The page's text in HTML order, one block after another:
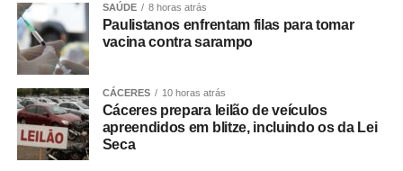
Na coletiva, Pedro Taques afirmou que o Estado possuía
decisões judiciais favoráveis e que, por isso, não haveria
fundamento jurídico para a celebração do acordo da
forma como ocorreu. Segundo ele, a legislação estadual
que criou a Câmara de Resolução Consensual de
Conflitos, a *Consenso-MT*, não autorizaria esse tipo de
negociação envolvendo créditos tributários.
SAÚDE 8 horas atrás
Paulistanos enfrentam filas para tomar
vacina contra sarampo
CÁCERES 10 horas atrás
Cáceres prepara leilão de veículos
apreendidos em blitze, incluindo os da Lei
Seca